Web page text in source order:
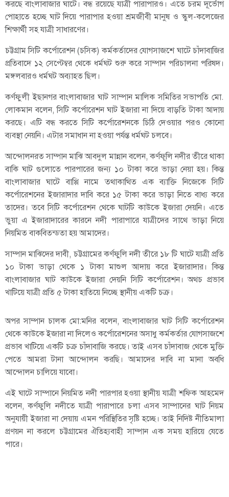
করছে বাংলাবাজার ঘাটে। বন্ধ রয়েছে যাত্রী পারাপারও। এতে চরম দূর্ভোগ
পোহাতে হচ্ছে ঘাট দিয়ে পারাপার হওয়া শ্রমজীবী মানুষ ও স্কুল-কলেজের
শিক্ষার্থী সহ যাত্রী সাধারণের।
চট্টগ্রাম সিটি কর্পোরেশন (চসিক) কর্মকর্তাদের যোগসাজশে ঘাটে চাঁদাবাজির
প্রতিবাদে ১২ সেপ্টেম্বর থেকে ধর্মঘট শুরু করে সাম্পান পরিচালনা পরিষদ।
মঙ্গলবারও ধর্মঘট অব্যাহত ছিল।
কর্ণফুলী ইছানগর বাংলাবাজার ঘাট সাম্পান মালিক সমিতির সভাপতি মো.
লোকমান বলেন, সিটি কর্পোরেশন ঘাট ইজারা না দিয়ে বাড়তি টাকা আদায়
করছে। এটি বন্ধ করতে সিটি কর্পোরেশনকে চিঠি দেওয়ার পরও কোনো
ব্যবস্থা নেয়নি। এটার সমাধান না হওয়া পর্যন্ত ধর্মঘট চলবে।
আন্দোলনরত সাম্পান মাঝি আবদুল মান্নান বলেন, কর্ণফূলি নদীর তীরে থাকা
বাকি ঘাট গুলোতে পারপারের জন্য ১০ টাকা করে ভাড়া নেয়া হয়। কিন্ত
বাংলাবাজার ঘাটে বাপ্পি নামে তথাকাথিত এক ব্যাক্তি নিজেকে সিটি
কর্পোরেশনের ইজারাদার দাবি করে ১৫ টাকা করে ভাড়া নিতে বাধ্য করে
তাদের। তবে সিটি কর্পোরেশন থেকে ঘাটটি কাউকে ইজারা দেয়নি। এতে
ভুয়া এ ইজারাদারের কারনে নদী পারাপারে যাত্রীদের সাথে ভাড়া নিয়ে
নিয়মিত বাকবিতন্ডতা হয় আমাদের।
সাম্পান মাঝিদের দাবী, চট্টগ্রামের কর্ণফুলি নদী তীরে ১৮ টি ঘাটে যাত্রী প্রতি
১০ টাকা ভাড়া থেকে ১ টাকা মাশুল আদায় করে ইজারাদার। কিন্ত
বাংলাবাজার ঘাট কাউকে ইজারা দেয়নি সিটি কর্পোরেশন। অথচ প্রভাব
খাটিয়ে যাত্রী প্রতি ৫ টাকা হাতিয়ে নিচ্ছে স্থানীয় একটি চক্র।
অপর সাম্পান চালক মো:মনির বলেন, বাংলাবাজার ঘাট সিটি কর্পোরেশন
থেকে কাউকে ইজারা না দিলেও কর্পোরেশনের অসাধু কর্মকর্তার যোগসাজশে
প্রভাব খাটিয়ে একটি চক্র চাঁদাবাজি করছে। তাই এসব চাঁদাবাজ থেকে মুক্তি
পেতে আমরা টানা আন্দোলন করছি। আমাদের দাবি না মানা অবধি
আন্দোলন চালিয়ে যাবো।
এই ঘাটে সাম্পানে নিয়মিত নদী পারপার হওয়া স্থানীয় যাত্রী শফিক আহমেদ
বলেন, কর্ণফুলি নদীতে যাত্রী পারাপারে চলা এসব সাম্পানের ঘাট নিয়ম
অনুযায়ী ইজারা না দেয়ায় এমন পরিস্থিতির সৃষ্টি হচ্ছে। তাই নিদিষ্ট নীতিমালা
প্রণয়ন না করলে চট্টগ্রামের ঐতিহ্যবাহী সাম্পান এক সময় হারিয়ে যেতে
পারে।